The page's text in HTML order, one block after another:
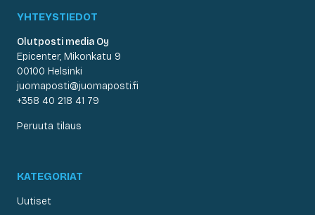
YHTEYSTIEDOT
Olutposti media Oy
Epicenter, Mikonkatu 9
00100 Helsinki
juomaposti@juomaposti.fi
+358 40 218 41 79
Peruuta tilaus
KATEGORIAT
Uutiset